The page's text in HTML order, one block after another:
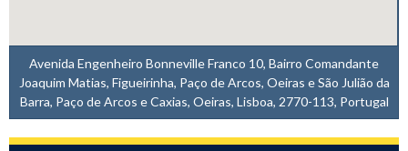
Avenida Engenheiro Bonneville Franco 10, Bairro Comandante
Joaquim Matias, Figueirinha, Paço de Arcos, Oeiras e São Julião da
Barra, Paço de Arcos e Caxias, Oeiras, Lisboa, 2770-113, Portugal